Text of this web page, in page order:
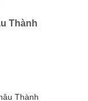
Thành
Thành